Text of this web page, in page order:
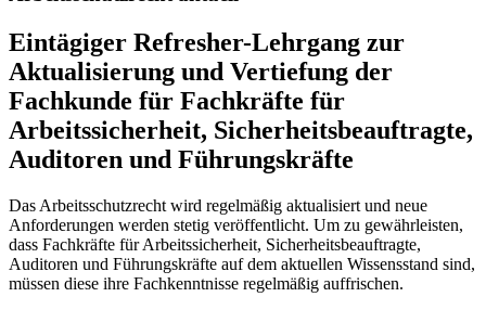
Eintägiger Refresher-Lehrgang zur
Aktualisierung und Vertiefung der
Fachkunde für Fachkräfte für
Arbeitssicherheit, Sicherheitsbeauftragte,
Auditoren und Führungskräfte
Das Arbeitsschutzrecht wird regelmäßig aktualisiert und neue
Anforderungen werden stetig veröffentlicht. Um zu gewährleisten,
dass Fachkräfte für Arbeitssicherheit, Sicherheitsbeauftragte,
Auditoren und Führungskräfte auf dem aktuellen Wissensstand sind,
müssen diese ihre Fachkenntnisse regelmäßig auffrischen.